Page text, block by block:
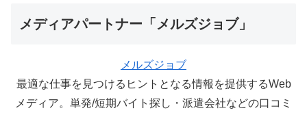
メディアパートナー「メルズジョブ」
メルズジョブ
最適な仕事を見つけるヒントとなる情報を提供するWeb
メディア。単発/短期バイト探し・派遣会社などの口コミ